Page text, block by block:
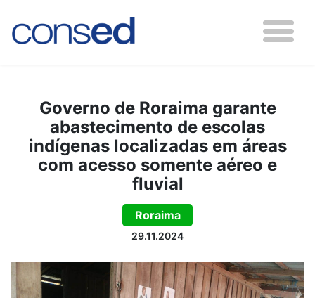
Governo de Roraima garante
abastecimento de escolas
indígenas localizadas em áreas
com acesso somente aéreo e
fluvial
Roraima
29.11.2024